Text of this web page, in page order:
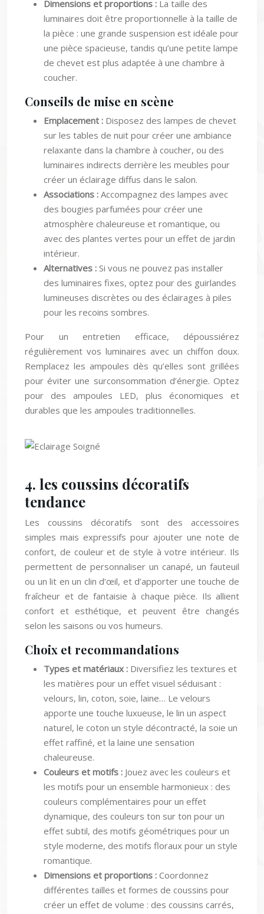
luminaires doit être proportionnelle à la taille de
la pièce : une grande suspension est idéale pour
une pièce spacieuse, tandis qu’une petite lampe
de chevet est plus adaptée à une chambre à
coucher.
sur les tables de nuit pour créer une ambiance
relaxante dans la chambre à coucher, ou des
luminaires indirects derrière les meubles pour
créer un éclairage diffus dans le salon.
Associations : Accompagnez des lampes avec
des bougies parfumées pour créer une
atmosphère chaleureuse et romantique, ou
avec des plantes vertes pour un effet de jardin
intérieur.
Alternatives :
des luminaires fixes, optez pour des guirlandes
lumineuses discrètes ou des éclairages à piles
pour les recoins sombres.
régulièrement vos luminaires avec un chiffon doux.
Remplacez les ampoules dès qu’elles sont grillées
pour éviter une surconsommation d’énergie. Optez
pour des ampoules LED, plus économiques et
durables que les ampoules traditionnelles.
4. les coussins décoratifs
tendance
simples mais expressifs pour ajouter une note de
confort, de couleur et de style à votre intérieur. Ils
permettent de personnaliser un canapé, un fauteuil
ou un lit en un clin d’œil, et d’apporter une touche de
fraîcheur et de fantaisie à chaque pièce. Ils allient
confort et esthétique, et peuvent être changés
selon les saisons ou vos humeurs.
les matières pour un effet visuel séduisant :
velours, lin, coton, soie, laine… Le velours
apporte une touche luxueuse, le lin un aspect
naturel, le coton un style décontracté, la soie un
effet raffiné, et la laine une sensation
chaleureuse.
Couleurs et motifs :
les motifs pour un ensemble harmonieux : des
couleurs complémentaires pour un effet
dynamique, des couleurs ton sur ton pour un
effet subtil, des motifs géométriques pour un
style moderne, des motifs floraux pour un style
romantique.
Dimensions et proportions :
différentes tailles et formes de coussins pour
créer un effet de volume : des coussins carrés,
rectangulaires, ronds, ou même des coussins